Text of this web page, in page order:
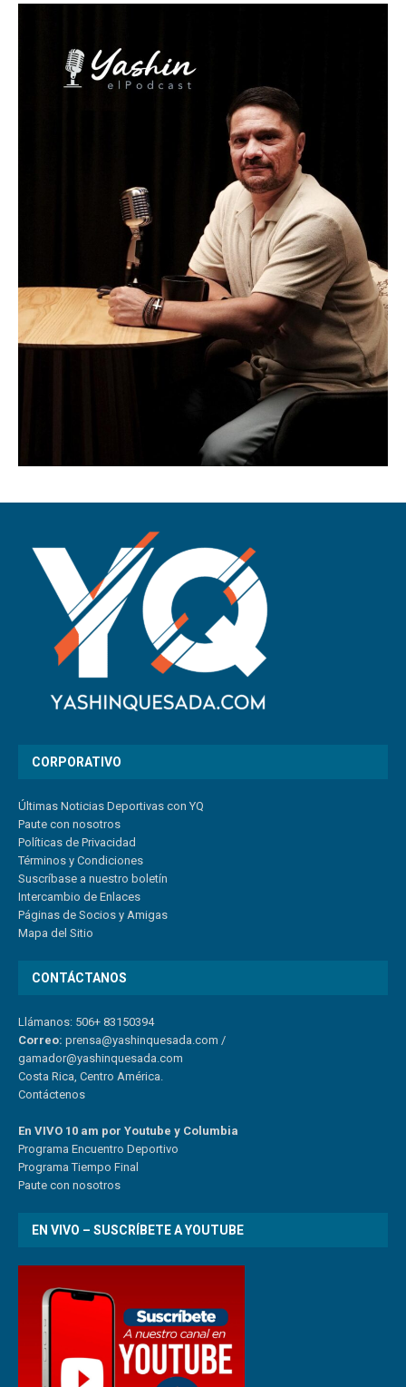
CORPORATIVO
Últimas Noticias Deportivas con YQ
Paute con nosotros
Políticas de Privacidad
Términos y Condiciones
Suscríbase a nuestro boletín
Intercambio de Enlaces
Páginas de Socios y Amigas
Mapa del Sitio
CONTÁCTANOS
Llámanos: 506+ 83150394
Correo: prensa@yashinquesada.com /
gamador@yashinquesada.com
Costa Rica, Centro América.
Contáctenos
En VIVO 10 am por Youtube y Columbia
Programa Encuentro Deportivo
Programa Tiempo Final
Paute con nosotros
EN VIVO – SUSCRÍBETE A YOUTUBE